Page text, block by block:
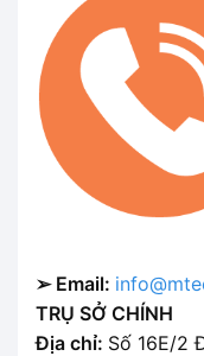
➢ Email:
TRỤ SỞ CHÍNH
Địa chỉ: Số 16E/2